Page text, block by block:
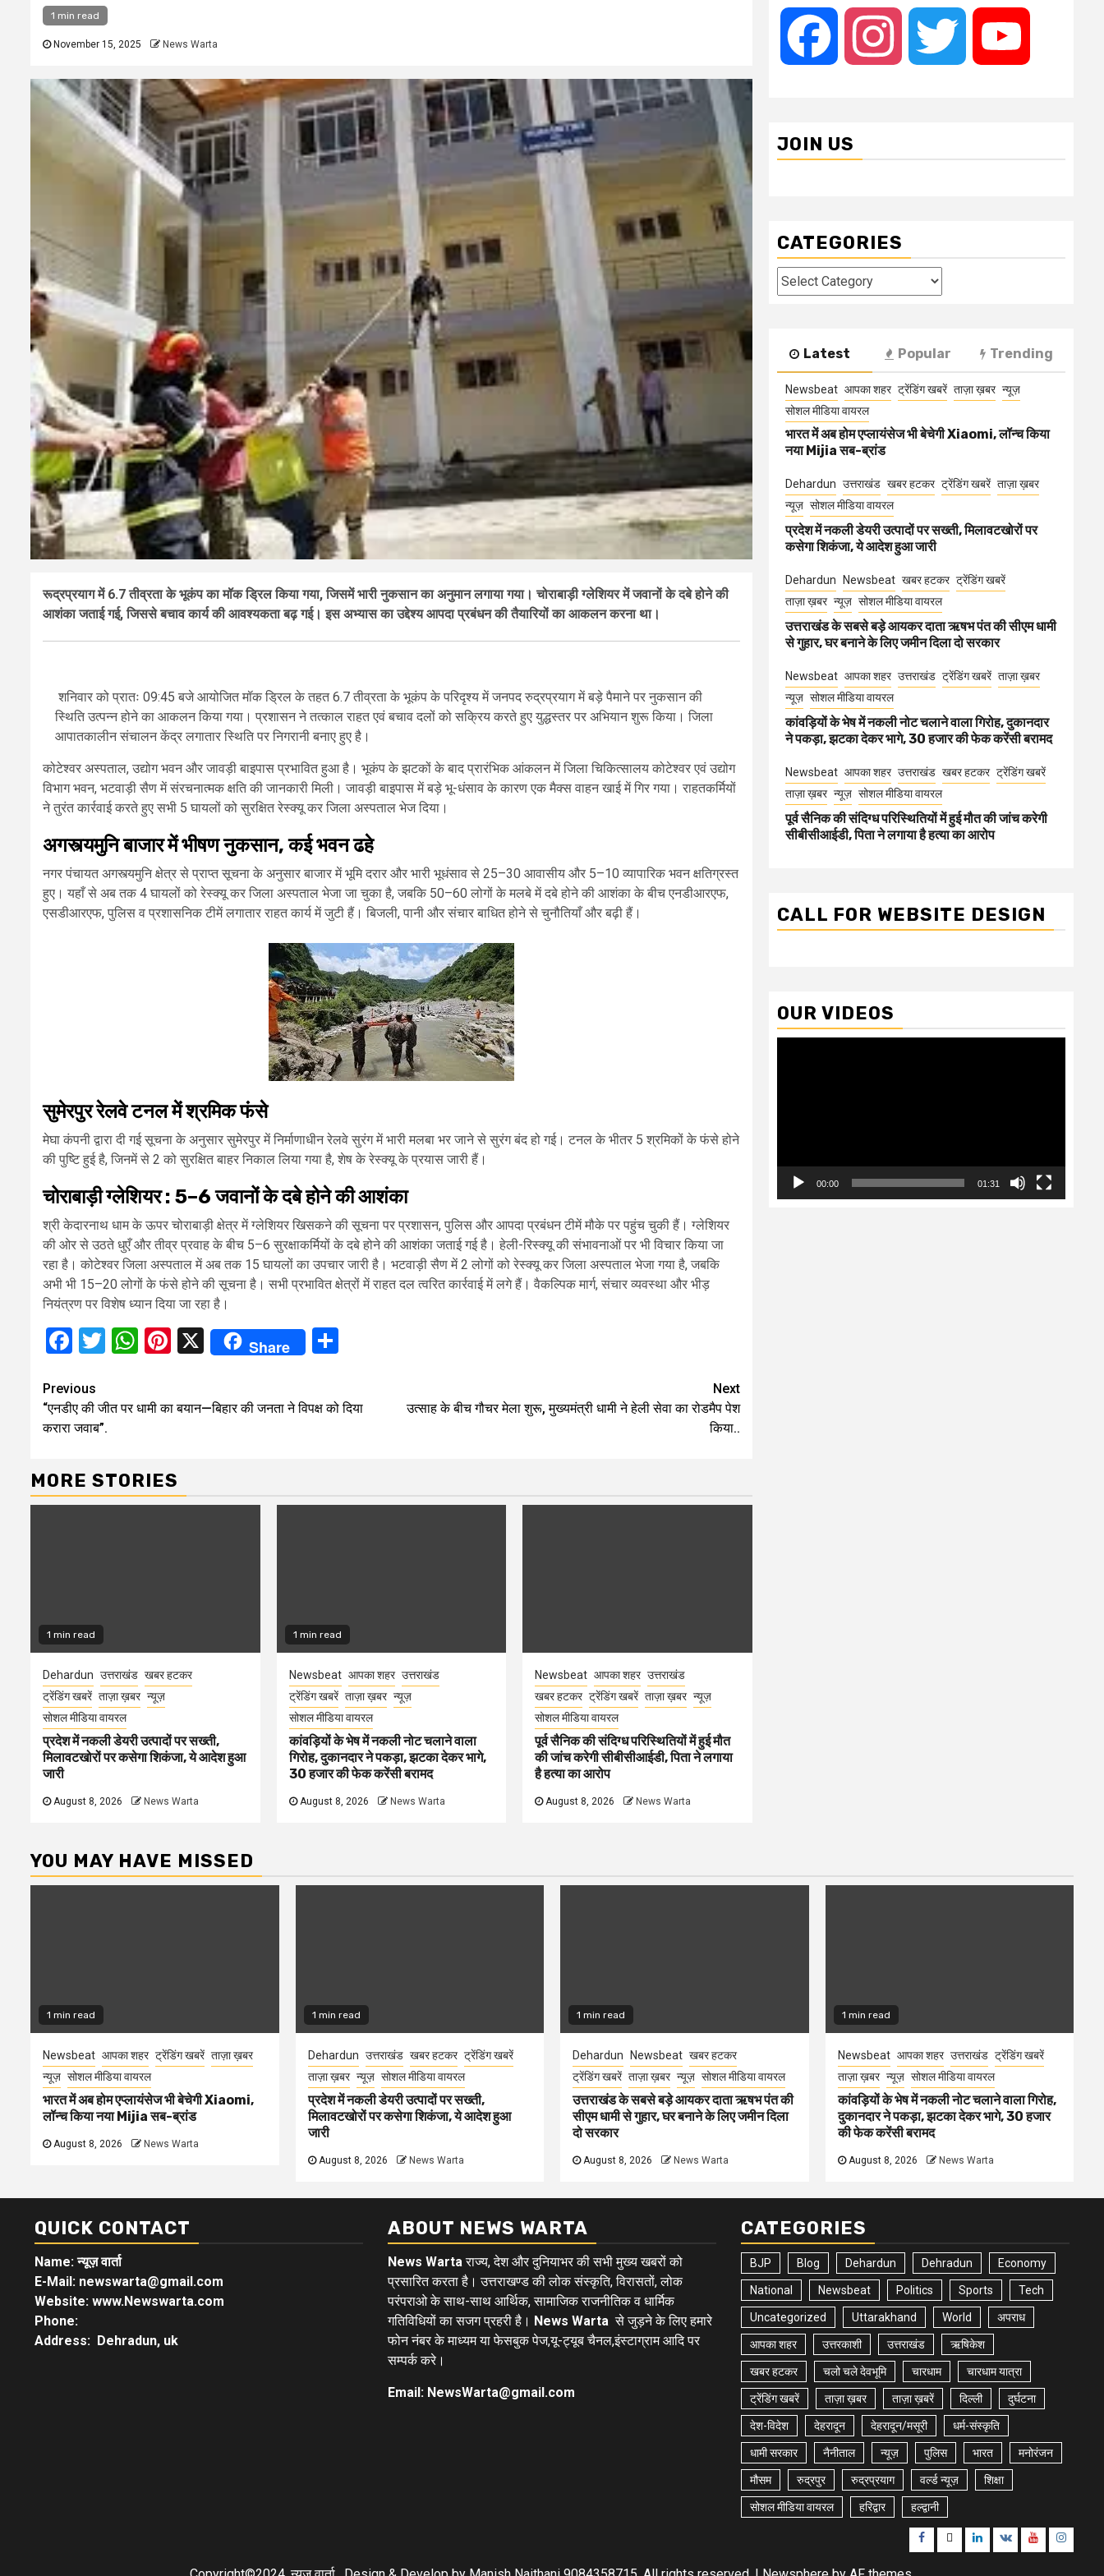
1 min read
November 15, 2025 News Warta
रूद्रप्रयाग में 6.7 तीव्रता के भूकंप का मॉक ड्रिल किया गया, जिसमें भारी नुकसान का अनुमान लगाया गया। चोराबाड़ी ग्लेशियर में जवानों के दबे होने की
आशंका जताई गई, जिससे बचाव कार्य की आवश्यकता बढ़ गई। इस अभ्यास का उद्देश्य आपदा प्रबंधन की तैयारियों का आकलन करना था।
शनिवार को प्रातः 09:45 बजे आयोजित मॉक ड्रिल के तहत 6.7 तीव्रता के भूकंप के परिदृश्य में जनपद रुद्रप्रयाग में बड़े पैमाने पर नुकसान की
स्थिति उत्पन्न होने का आकलन किया गया। प्रशासन ने तत्काल राहत एवं बचाव दलों को सक्रिय करते हुए युद्धस्तर पर अभियान शुरू किया। जिला
आपातकालीन संचालन केंद्र लगातार स्थिति पर निगरानी बनाए हुए है।
कोटेश्वर अस्पताल, उद्योग भवन और जावड़ी बाइपास प्रभावित हुआ है। भूकंप के झटकों के बाद प्रारंभिक आंकलन में जिला चिकित्सालय कोटेश्वर एवं उद्योग
विभाग भवन, भटवाड़ी सैण में संरचनात्मक क्षति की जानकारी मिली। जावड़ी बाइपास में बड़े भू-धंसाव के कारण एक मैक्स वाहन खाई में गिर गया। राहतकर्मियों
ने तुरंत कार्रवाई करते हुए सभी 5 घायलों को सुरक्षित रेस्क्यू कर जिला अस्पताल भेज दिया।
अगस्त्यमुनि बाजार में भीषण नुकसान, कई भवन ढहे
नगर पंचायत अगस्त्यमुनि क्षेत्र से प्राप्त सूचना के अनुसार बाजार में भूमि दरार और भारी भूधंसाव से 25–30 आवासीय और 5–10 व्यापारिक भवन क्षतिग्रस्त
हुए। यहाँ से अब तक 4 घायलों को रेस्क्यू कर जिला अस्पताल भेजा जा चुका है, जबकि 50–60 लोगों के मलबे में दबे होने की आशंका के बीच एनडीआरएफ,
एसडीआरएफ, पुलिस व प्रशासनिक टीमें लगातार राहत कार्य में जुटी हैं। बिजली, पानी और संचार बाधित होने से चुनौतियाँ और बढ़ी हैं।
सुमेरपुर रेलवे टनल में श्रमिक फंसे
मेघा कंपनी द्वारा दी गई सूचना के अनुसार सुमेरपुर में निर्माणाधीन रेलवे सुरंग में भारी मलबा भर जाने से सुरंग बंद हो गई। टनल के भीतर 5 श्रमिकों के फंसे होने
की पुष्टि हुई है, जिनमें से 2 को सुरक्षित बाहर निकाल लिया गया है, शेष के रेस्क्यू के प्रयास जारी हैं।
चोराबाड़ी ग्लेशियर : 5–6 जवानों के दबे होने की आशंका
श्री केदारनाथ धाम के ऊपर चोराबाड़ी क्षेत्र में ग्लेशियर खिसकने की सूचना पर प्रशासन, पुलिस और आपदा प्रबंधन टीमें मौके पर पहुंच चुकी हैं। ग्लेशियर
की ओर से उठते धुएँ और तीव्र प्रवाह के बीच 5–6 सुरक्षाकर्मियों के दबे होने की आशंका जताई गई है। हेली-रिस्क्यू की संभावनाओं पर भी विचार किया जा
रहा है। कोटेश्वर जिला अस्पताल में अब तक 15 घायलों का उपचार जारी है। भटवाड़ी सैण में 2 लोगों को रेस्क्यू कर जिला अस्पताल भेजा गया है, जबकि
अभी भी 15–20 लोगों के फंसे होने की सूचना है। सभी प्रभावित क्षेत्रों में राहत दल त्वरित कार्रवाई में लगे हैं। वैकल्पिक मार्ग, संचार व्यवस्था और भीड़
नियंत्रण पर विशेष ध्यान दिया जा रहा है।
Facebook
Twitter
WhatsApp
Pinterest
X Share
Continue
Reading
Previous
“एनडीए की जीत पर धामी का बयान—बिहार की जनता ने विपक्ष को दिया
करारा जवाब”.
Next
उत्साह के बीच गौचर मेला शुरू, मुख्यमंत्री धामी ने हेली सेवा का रोडमैप पेश
किया..
MORE STORIES
1 min read
Dehardun उत्तराखंड खबर हटकर
ट्रेंडिंग खबरें ताज़ा ख़बर न्यूज़
सोशल मीडिया वायरल
प्रदेश में नकली डेयरी उत्पादों पर सख्ती,
मिलावटखोरों पर कसेगा शिकंजा, ये आदेश हुआ
जारी
August 8, 2026 News Warta
1 min read
Newsbeat आपका शहर उत्तराखंड
ट्रेंडिंग खबरें ताज़ा ख़बर न्यूज़
सोशल मीडिया वायरल
कांवड़ियों के भेष में नकली नोट चलाने वाला
गिरोह, दुकानदार ने पकड़ा, झटका देकर भागे,
30 हजार की फेक करेंसी बरामद
August 8, 2026 News Warta
Newsbeat आपका शहर उत्तराखंड
खबर हटकर ट्रेंडिंग खबरें ताज़ा ख़बर न्यूज़
सोशल मीडिया वायरल
पूर्व सैनिक की संदिग्ध परिस्थितियों में हुई मौत
की जांच करेगी सीबीसीआईडी, पिता ने लगाया
है हत्या का आरोप
August 8, 2026 News Warta
Facebook Instagram Twitter
JOIN US
CATEGORIES
Categories
Latest Popular Trending
Newsbeat आपका शहर ट्रेंडिंग खबरें ताज़ा ख़बर न्यूज़
सोशल मीडिया वायरल
भारत में अब होम एप्लायंसेज भी बेचेगी Xiaomi, लॉन्च किया
नया Mijia सब-ब्रांड
Dehardun उत्तराखंड खबर हटकर ट्रेंडिंग खबरें ताज़ा ख़बर
न्यूज़ सोशल मीडिया वायरल
प्रदेश में नकली डेयरी उत्पादों पर सख्ती, मिलावटखोरों पर
कसेगा शिकंजा, ये आदेश हुआ जारी
Dehardun Newsbeat खबर हटकर ट्रेंडिंग खबरें
ताज़ा ख़बर न्यूज़ सोशल मीडिया वायरल
उत्तराखंड के सबसे बड़े आयकर दाता ऋषभ पंत की सीएम धामी
से गुहार, घर बनाने के लिए जमीन दिला दो सरकार
Newsbeat आपका शहर उत्तराखंड ट्रेंडिंग खबरें ताज़ा ख़बर
न्यूज़ सोशल मीडिया वायरल
कांवड़ियों के भेष में नकली नोट चलाने वाला गिरोह, दुकानदार
ने पकड़ा, झटका देकर भागे, 30 हजार की फेक करेंसी बरामद
Newsbeat आपका शहर उत्तराखंड खबर हटकर ट्रेंडिंग खबरें
ताज़ा ख़बर न्यूज़ सोशल मीडिया वायरल
पूर्व सैनिक की संदिग्ध परिस्थितियों में हुई मौत की जांच करेगी
सीबीसीआईडी, पिता ने लगाया है हत्या का आरोप
CALL FOR WEBSITE DESIGN
OUR VIDEOS
00:00 01:31
YOU MAY HAVE MISSED
1 min read
Newsbeat आपका शहर ट्रेंडिंग खबरें ताज़ा ख़बर
न्यूज़ सोशल मीडिया वायरल
भारत में अब होम एप्लायंसेज भी बेचेगी Xiaomi,
लॉन्च किया नया Mijia सब-ब्रांड
August 8, 2026 News Warta
1 min read
Dehardun उत्तराखंड खबर हटकर ट्रेंडिंग खबरें
ताज़ा ख़बर न्यूज़ सोशल मीडिया वायरल
प्रदेश में नकली डेयरी उत्पादों पर सख्ती,
मिलावटखोरों पर कसेगा शिकंजा, ये आदेश हुआ
जारी
August 8, 2026 News Warta
1 min read
Dehardun Newsbeat खबर हटकर
ट्रेंडिंग खबरें ताज़ा ख़बर न्यूज़ सोशल मीडिया वायरल
उत्तराखंड के सबसे बड़े आयकर दाता ऋषभ पंत की
सीएम धामी से गुहार, घर बनाने के लिए जमीन दिला
दो सरकार
August 8, 2026 News Warta
1 min read
Newsbeat आपका शहर उत्तराखंड ट्रेंडिंग खबरें
ताज़ा ख़बर न्यूज़ सोशल मीडिया वायरल
कांवड़ियों के भेष में नकली नोट चलाने वाला गिरोह,
दुकानदार ने पकड़ा, झटका देकर भागे, 30 हजार
की फेक करेंसी बरामद
August 8, 2026 News Warta
QUICK CONTACT
Name: न्यूज़ वार्ता
E-Mail: newswarta@gmail.com
Website: www.Newswarta.com
Phone:
Address: Dehradun, uk
ABOUT NEWS WARTA
News Wartaराज्य, देश और दुनियाभर की सभी मुख्य खबरों को
प्रसारित करता है। उत्तराखण्ड की लोक संस्कृति, विरासतों, लोक
परंपराओ के साथ-साथ आर्थिक, सामाजिक राजनीतिक व धार्मिक
गतिविधियों का सजग प्रहरी है। News Warta से जुड़ने के लिए हमारे
फोन नंबर के माध्यम या फेसबुक पेज,यू-ट्यूब चैनल,इंस्टाग्राम आदि पर
सम्पर्क करे।
Email: NewsWarta@gmail.com
CATEGORIES
BJP Blog Dehardun Dehradun Economy
National Newsbeat Politics Sports Tech
Uncategorized Uttarakhand World अपराध
आपका शहर उत्तरकाशी उत्तराखंड ऋषिकेश
खबर हटकर चलो चले देवभूमि चारधाम चारधाम यात्रा
ट्रेंडिंग खबरें ताज़ा ख़बर ताज़ा ख़बरें दिल्ली दुर्घटना
देश-विदेश देहरादून देहरादून/मसूरी धर्म-संस्कृति
धामी सरकार नैनीताल न्यूज़ पुलिस भारत मनोरंजन
मौसम रुद्रपुर रुद्रप्रयाग वर्ल्ड न्यूज़ शिक्षा
सोशल मीडिया वायरल हरिद्वार हल्द्वानी
Facebook
TwitterLinkedin
VK Youtube